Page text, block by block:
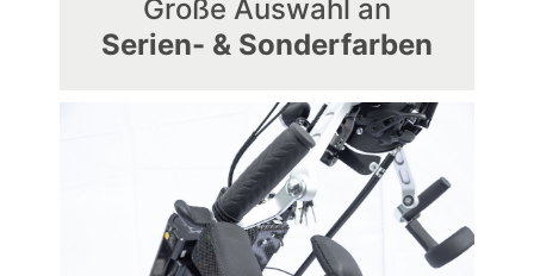
Große Auswahl an
Serien- & Sonderfarben